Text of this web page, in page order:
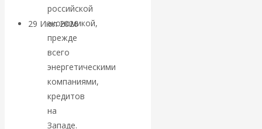
29 Июл 2026Мировая
финансовая олигархия
Валентин
Катасонов.
российской
экономикой,
прежде
всего
энергетическими
компаниями,
кредитов
на
Западе.